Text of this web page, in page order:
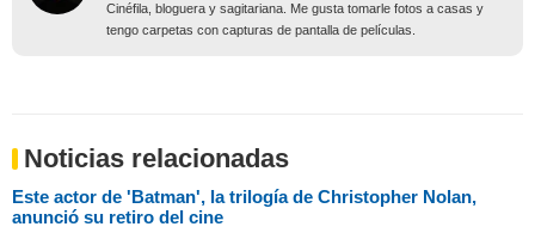
Cinéfila, bloguera y sagitariana. Me gusta tomarle fotos a casas y
tengo carpetas con capturas de pantalla de películas.
Noticias relacionadas
Este actor de 'Batman', la trilogía de Christopher Nolan,
anunció su retiro del cine